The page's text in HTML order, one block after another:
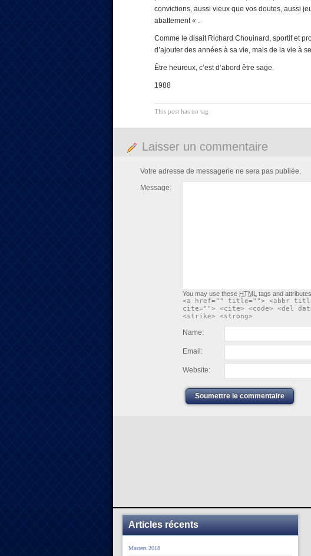
convictions, aussi vieux que vos doutes, aussi
abattement « .
Comme le disait Richard Chouinard, sportif et
d’ajouter des années à sa vie, mais de la vie à
Être heureux, c’est d’abord être sage.
1988
This post has no tag
Laisser un commentaire
Votre adresse de messagerie ne sera pas publiée.
Message:
You may use these HTML tags and
<a href="" title=""> <abbr
cite=""> <cite> <code> <del
<strike> <strong>
Name:
Email:
Website:
Soumettre le commentaire
Articles récents
Masters 2018